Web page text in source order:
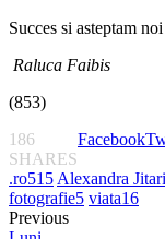
Succes si asteptam
Raluca Faibis
(853)
186
SHARES
Facebook
.ro515 Alexandra
fotografie5 viata16
Previous